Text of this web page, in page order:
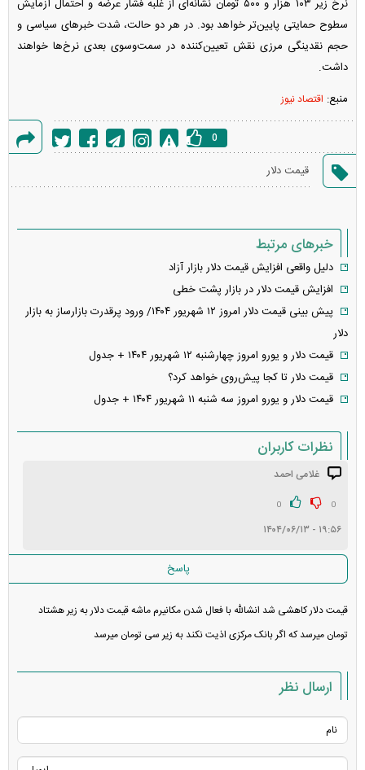
نرخ زیر ۱۰۳ هزار و ۵۰۰ تومان نشانه‌ای از غلبه فشار عرضه و احتمال آزمایش
سطوح حمایتی پایین‌تر خواهد بود. در هر دو حالت، شدت خبر‌های سیاسی و
حجم نقدینگی مرزی نقش تعیین‌کننده در سمت‌وسوی بعدی نرخ‌ها خواهند
داشت.
منبع: اقتصاد نیوز
خطا
0
قیمت دلار
خبرهای مرتبط
دلیل واقعی افزایش قیمت دلار بازار آزاد
افزایش قیمت دلار در بازار پشت خطی
پیش بینی قیمت دلار امروز ۱۲ شهریور ۱۴۰۴/ ورود پرقدرت بازارساز به بازار
دلار
قیمت دلار و یورو امروز چهارشنبه ۱۲ شهریور ۱۴۰۴ + جدول
قیمت دلار تا کجا پیش‌روی خواهد کرد؟
قیمت دلار و یورو امروز سه شنبه ۱۱ شهریور ۱۴۰۴ + جدول
نظرات کاربران
غلامی احمد
0
0
۱۹:۵۶ - ۱۴۰۴/۰۶/۱۳
پاسخ
قیمت دلار کاهشی شد انشالله با فعال شدن مکانیرم ماشه قیمت دلار به زیر هشتاد
تومان میرسد که اگر بانک مرکزی اذیت نکند به زیر سی تومان میرسد
ارسال نظر